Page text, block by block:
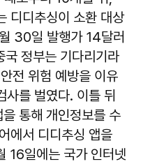
디디추싱이 소환 대상
30일 발행가 14달러
국 정부는 기다리기라
전 위험 예방을 이유
사를 벌였다. 이틀 뒤
통해 개인정보를 수
에서 디디추싱 앱을
16일에는 국가 인터넷